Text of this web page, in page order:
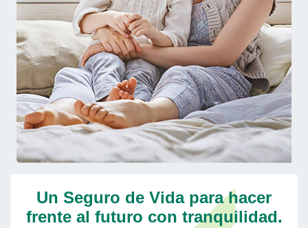
Un Seguro de Vida para hacer
frente al futuro con tranquilidad.